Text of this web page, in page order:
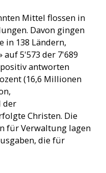
Mittel flossen in
Davon gingen
in 138 Ländern,
auf 5'573 der 7'689
antworten
(16,6 Millionen
der
Christen. Die
für Verwaltung lagen
die für